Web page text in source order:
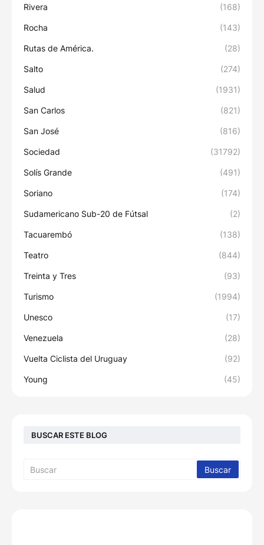
Rivera (168)
Rocha (143)
Rutas de América. (28)
Salto (274)
Salud (1931)
San Carlos (821)
San José (816)
Sociedad (31792)
Solís Grande (491)
Soriano (174)
Sudamericano Sub-20 de Fútsal (2)
Tacuarembó (138)
Teatro (844)
Treinta y Tres (93)
Turismo (1994)
Unesco (17)
Venezuela (28)
Vuelta Ciclista del Uruguay (92)
Young (45)
BUSCAR ESTE BLOG